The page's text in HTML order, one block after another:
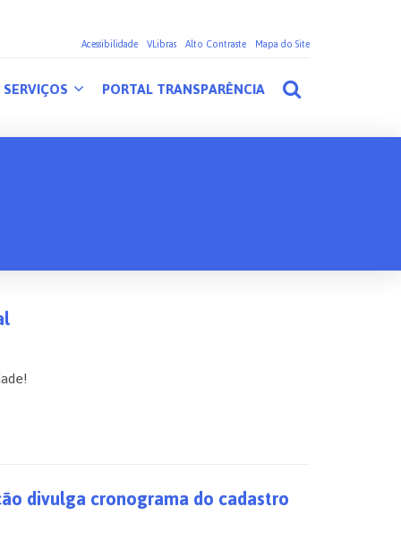
Acessibilidade VLibras Alto Contraste Mapa do Site
SERVIÇOS PORTAL TRANSPARÊNCIA
divulga cronograma do cadastro